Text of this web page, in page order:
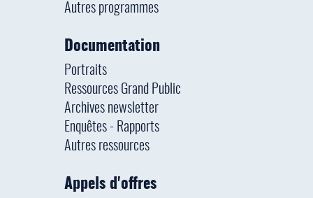
Autres programmes
Documentation
Portraits
Ressources Grand Public
Archives newsletter
Enquêtes - Rapports
Autres ressources
Appels d'offres